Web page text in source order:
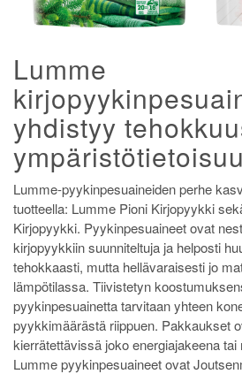
Lumme
yhdistyy
Lumme-pyykinpesuaineiden perhe
tuotteella: Lumme Pioni Kirjopyykki
Kirjopyykki. Pyykinpesuaineet ovat
kirjopyykkiin suunniteltuja ja helposti
tehokkaasti, mutta hellävaraisesti jo
lämpötilassa. Tiivistetyn
pyykinpesuainetta tarvitaan yhteen
pyykkimäärästä riippuen. Pakkaukset
kierrätettävissä joko energiajakeena
Lumme pyykinpesuaineet ovat